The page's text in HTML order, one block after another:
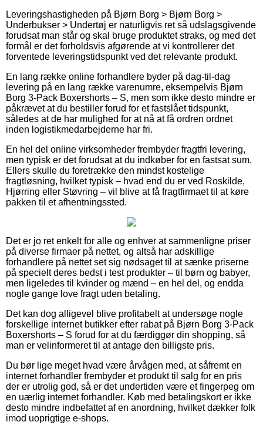
Leveringshastigheden på Bjørn Borg > Bjørn Borg >
Underbukser > Undertøj er naturligvis ret så udslagsgivende
forudsat man står og skal bruge produktet straks, og med det
formål er det forholdsvis afgørende at vi kontrollerer det
forventede leveringstidspunkt ved det relevante produkt.
En lang række online forhandlere byder på dag-til-dag
levering på en lang række varenumre, eksempelvis Bjørn
Borg 3-Pack Boxershorts – S, men som ikke desto mindre er
påkrævet at du bestiller forud for et fastslået tidspunkt,
således at de har mulighed for at nå at få ordren ordnet
inden logistikmedarbejderne har fri.
En hel del online virksomheder frembyder fragtfri levering,
men typisk er det forudsat at du indkøber for en fastsat sum.
Ellers skulle du foretrække den mindst kostelige
fragtløsning, hvilket typisk – hvad end du er ved Roskilde,
Hjørring eller Støvring – vil blive at få fragtfirmaet til at køre
pakken til et afhentningssted.
Det er jo ret enkelt for alle og enhver at sammenligne priser
på diverse firmaer på nettet, og altså har adskillige
forhandlere på nettet set sig nødsaget til at sænke priserne
på specielt deres bedst i test produkter – til børn og babyer,
men ligeledes til kvinder og mænd – en hel del, og endda
nogle gange love fragt uden betaling.
Det kan dog alligevel blive profitabelt at undersøge nogle
forskellige internet butikker efter rabat på Bjørn Borg 3-Pack
Boxershorts – S forud for at du færdiggør din shopping, så
man er velinformeret til at antage den billigste pris.
Du bør lige meget hvad være årvågen med, at såfremt en
internet forhandler frembyder et produkt til salg for en pris
der er utrolig god, så er det undertiden være et fingerpeg om
en uærlig internet forhandler. Køb med betalingskort er ikke
desto mindre indbefattet af en anordning, hvilket dækker folk
imod uoprigtige e-shops.